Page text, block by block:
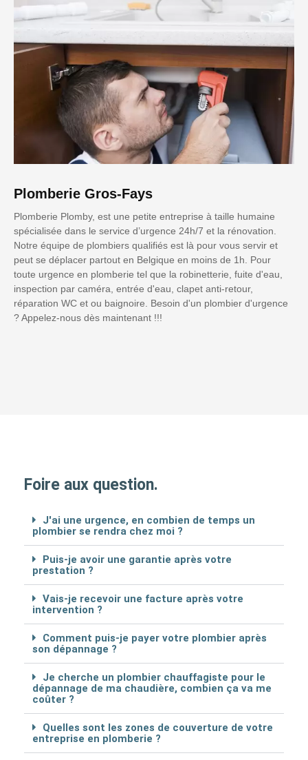
Plomberie Gros-Fays
Plomberie Plomby, est une petite entreprise à taille humaine
spécialisée dans le service d’urgence 24h/7 et la rénovation.
Notre équipe de plombiers qualifiés est là pour vous servir et
peut se déplacer partout en Belgique en moins de 1h. Pour
toute urgence en plomberie tel que la robinetterie, fuite d'eau,
inspection par caméra, entrée d'eau, clapet anti-retour,
réparation WC et ou baignoire. Besoin d'un plombier d'urgence
? Appelez-nous dès maintenant !!!
Foire aux question.
J'ai une urgence, en combien de temps un
plombier se rendra chez moi ?
Puis-je avoir une garantie après votre
prestation ?
Vais-je recevoir une facture après votre
intervention ?
Comment puis-je payer votre plombier après
son dépannage ?
Je cherche un plombier chauffagiste pour le
dépannage de ma chaudière, combien ça va me
coûter ?
Quelles sont les zones de couverture de votre
entreprise en plomberie ?